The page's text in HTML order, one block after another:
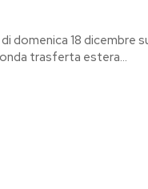
domenica 18 dicembre
trasferta estera...